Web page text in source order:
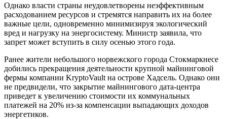
Однако власти страны неудовлетворены неэффективным
расходованием ресурсов и стремятся направить их на более
важные цели, одновременно минимизируя экологический
вред и нагрузку на энергосистему. Министр заявила, что
запрет может вступить в силу осенью этого года.
Ранее жители небольшого норвежского города Стокмаркнесе
добились прекращения деятельности крупной майнинговой
фермы компании KryptoVault на острове Хадсель. Однако они
не предвидели, что закрытие майнингового дата-центра
приведет к увеличению стоимости их коммунальных
платежей на 20% из-за компенсации выпадающих доходов
энергетиков.